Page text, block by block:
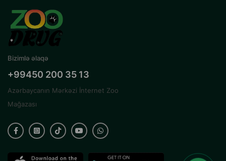
Bizimlə əlaqə
+99450 200 35 13
Azərbaycanın Mərkəzi İnternet Zoo
Mağazası